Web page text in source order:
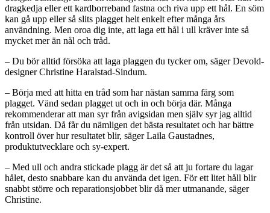
dragkedja eller ett kardborreband fastna och riva upp ett hål. En söm
kan gå upp eller så slits plagget helt enkelt efter många års
användning. Men oroa dig inte, att laga ett hål i ull kräver inte så
mycket mer än nål och tråd.
– Du bör alltid försöka att laga plaggen du tycker om, säger Devold-
designer Christine Haralstad-Sindum.
– Börja med att hitta en tråd som har nästan samma färg som
plagget. Vänd sedan plagget ut och in och börja där. Många
rekommenderar att man syr från avigsidan men själv syr jag alltid
från utsidan. Då får du nämligen det bästa resultatet och har bättre
kontroll över hur resultatet blir, säger Laila Gaustadnes,
produktutvecklare och sy-expert.
– Med ull och andra stickade plagg är det så att ju fortare du lagar
hålet, desto snabbare kan du använda det igen. För ett litet håll blir
snabbt större och reparationsjobbet blir då mer utmanande, säger
Christine.